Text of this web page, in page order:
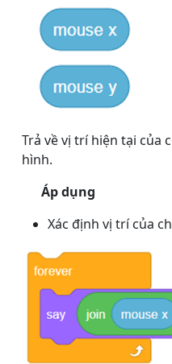
Trả về vị trí hiện tại của
hình.
Áp dụng
Xác định vị trí của